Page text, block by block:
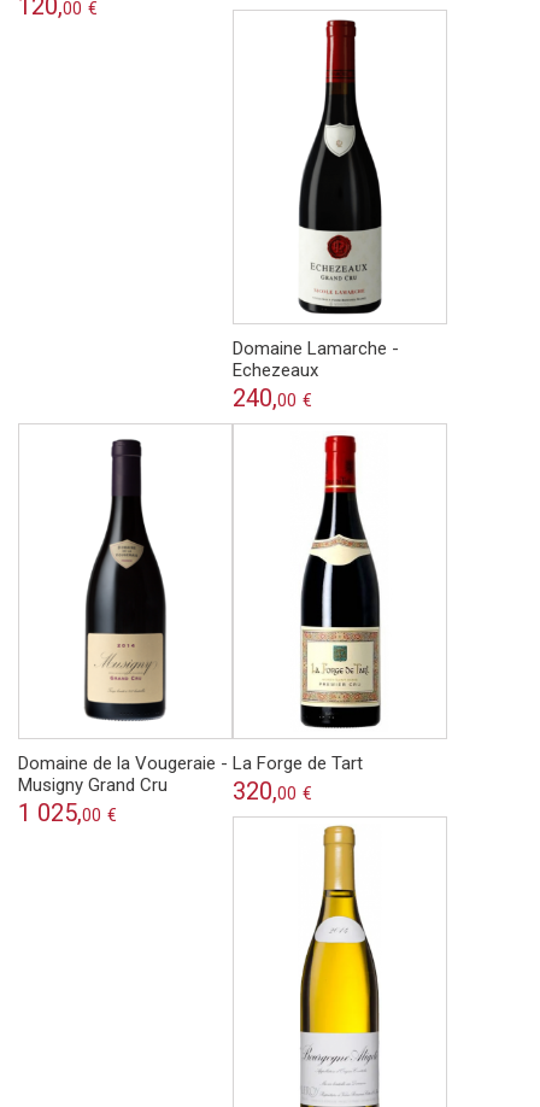
00 €
Domaine Lamarche -
Echezeaux
240,00 €
Domaine de la Vougeraie -
Musigny Grand Cru
1 025,00 €
La Forge de Tart
320,00 €